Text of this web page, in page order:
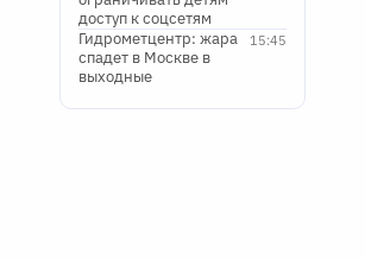
доступ к соцсетям
15:45
Гидрометцентр: жара
спадет в Москве в
выходные